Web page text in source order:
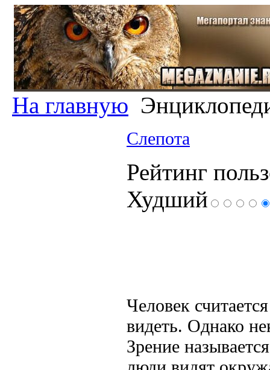
На главную
Слепота
Рейтинг
Худший
Человек
видеть. Однако
Зрение